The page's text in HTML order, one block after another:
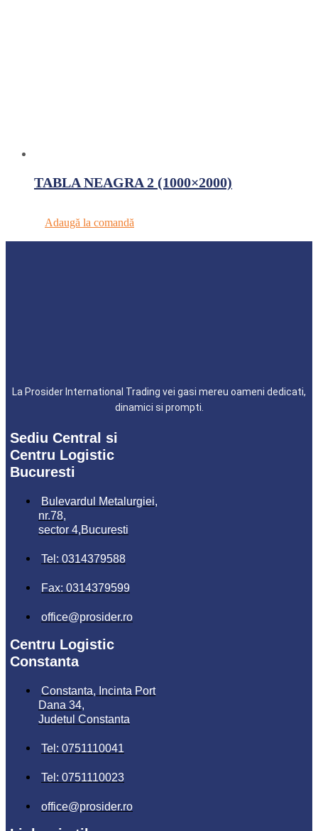
TABLA NEAGRA 2 (1000×2000)
Adaugă la comandă
La Prosider International Trading vei gasi mereu oameni dedicati,
dinamici si prompti.
Sediu Central si
Centru Logistic
Bucuresti
Bulevardul Metalurgiei,
nr.78,
sector 4,Bucuresti
Tel: 0314379588
Fax: 0314379599
office@prosider.ro
Centru Logistic
Constanta
Constanta, Incinta Port
Dana 34,
Judetul Constanta
Tel: 0751110041
Tel: 0751110023
office@prosider.ro